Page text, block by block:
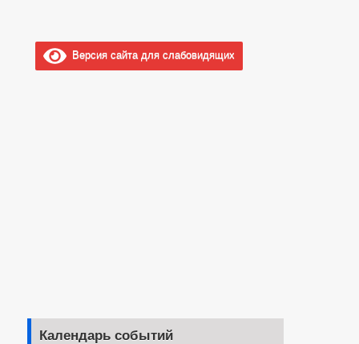
Версия сайта для слабовидящих
Календарь событий